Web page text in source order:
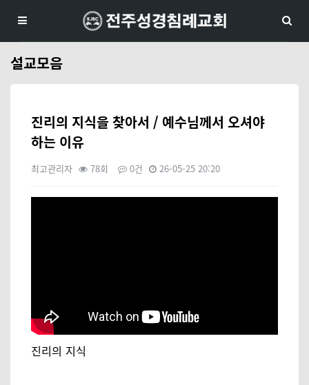
설교모음
진리의 지식을 찾아서 / 예수님께서 오셔야
하는 이유
최고관리자 78회 0건 26-05-25 20:20
진리의 지식